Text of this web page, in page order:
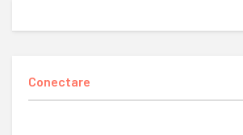
Conectare